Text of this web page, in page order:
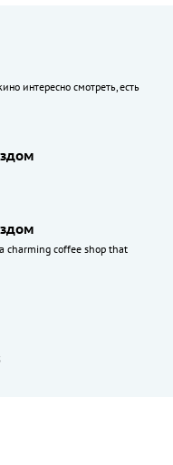
интересно смотреть, есть
charming coffee shop that